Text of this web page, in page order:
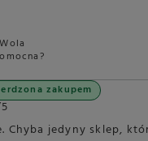
zakupem
Chyba jedyny sklep,